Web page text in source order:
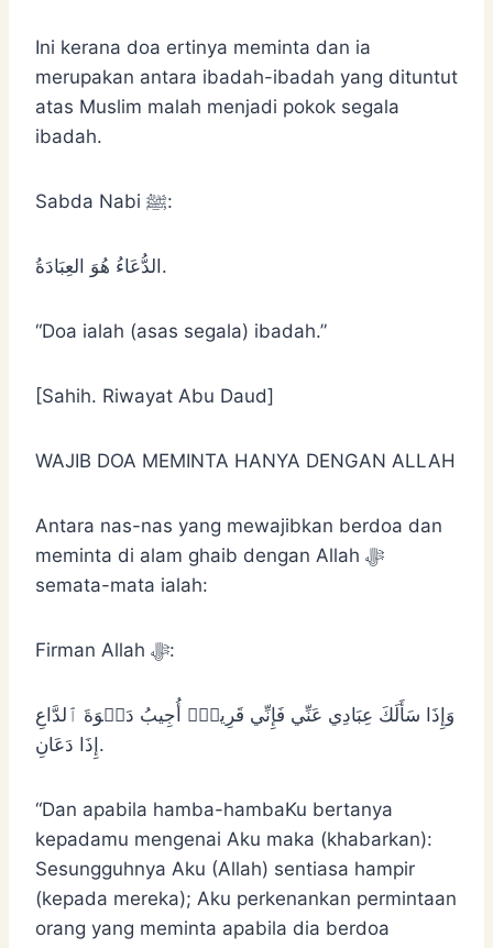
Ini kerana doa ertinya meminta dan ia
merupakan antara ibadah-ibadah yang dituntut
atas Muslim malah menjadi pokok segala
ibadah.
Sabda Nabi ﷺ:
‌الدُّعَاءُ ‌هُوَ ‌العِبَادَةُ.
“Doa ialah (asas segala) ibadah.”
[Sahih. Riwayat Abu Daud]
WAJIB DOA MEMINTA HANYA DENGAN ALLAH
Antara nas-nas yang mewajibkan berdoa dan
meminta di alam ghaib dengan Allah ﷻ
semata-mata ialah:
Firman Allah ﷻ:
وَإِذَا سَأَلَكَ عِبَادِي عَنِّي فَإِنِّي قَرِيبٌۖ أُجِيبُ دَعۡوَةَ ٱلدَّاعِ
إِذَا دَعَانِ.
“Dan apabila hamba-hambaKu bertanya
kepadamu mengenai Aku maka (khabarkan):
Sesungguhnya Aku (Allah) sentiasa hampir
(kepada mereka); Aku perkenankan permintaan
orang yang meminta apabila dia berdoa